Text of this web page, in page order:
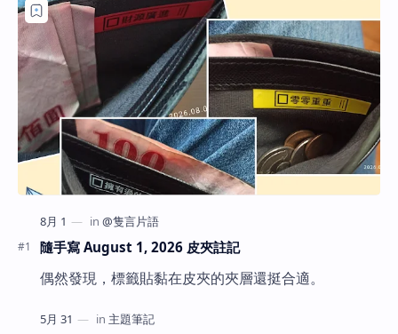
隨手寫 August 1, 2026 皮夾註記
偶然發現，標籤貼黏在皮夾的夾層還挺合適。